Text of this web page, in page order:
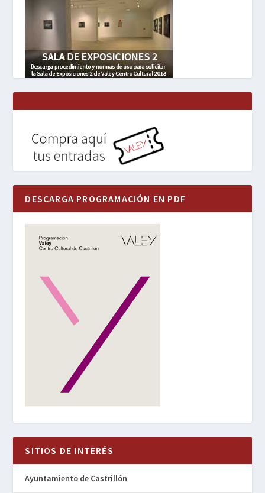
DESCARGA PROGRAMACIÓN EN PDF
SITIOS DE INTERÉS
Ayuntamiento de Castrillón